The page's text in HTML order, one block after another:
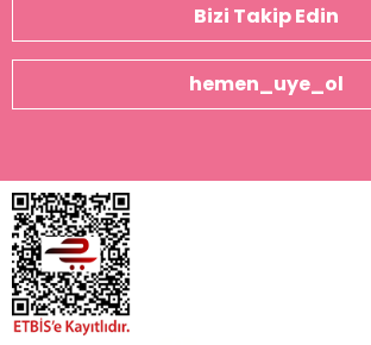
Bizi Takip Edin
hemen_uye_ol